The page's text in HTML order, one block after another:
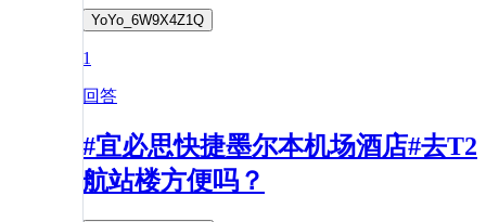
YoYo_6W9X4Z1Q
1
回答
#宜必思快捷墨尔本机场酒店#去T2
航站楼方便吗？